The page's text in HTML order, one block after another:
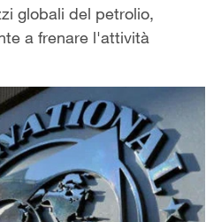
globali del petrolio,
a frenare l'attività